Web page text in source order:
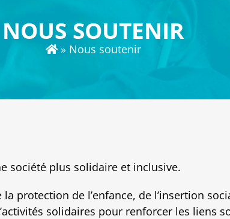
NOUS SOUTENIR
» Nous soutenir
société plus solidaire et inclusive.
protection de l’enfance, de l’insertion
solidaires pour renforcer les liens